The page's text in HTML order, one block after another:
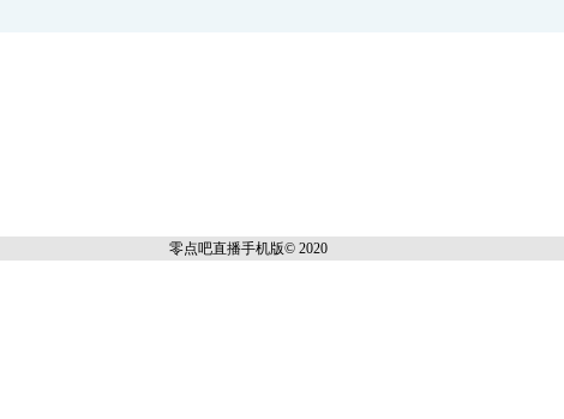
零点吧直播手机版© 2020